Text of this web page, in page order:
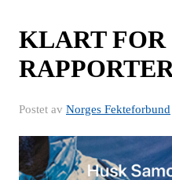
KLART FOR
Postet av Norges Fekteforbund